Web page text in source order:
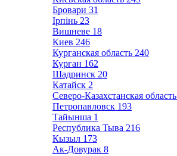
Бровари 31
Ірпінь 23
Вишневе 18
Киев 246
Курганская область 240
Курган 162
Шадринск 20
Катайск 2
Северо-Казахстанская область
Петропавловск 193
Тайынша 1
Республика Тыва 216
Кызыл 173
Ак-Довурак 8